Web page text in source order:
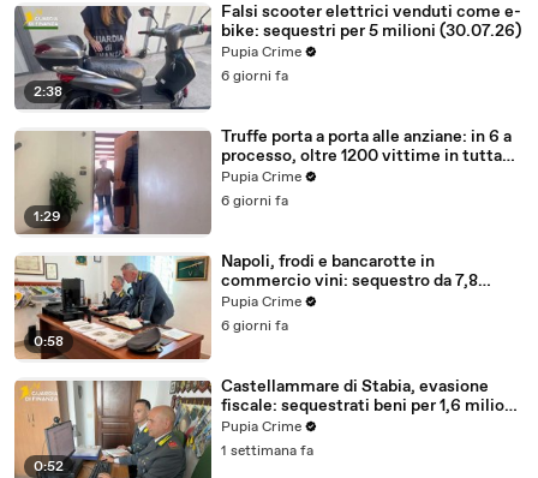
2:38
Falsi scooter elettrici venduti come e-
bike: sequestri per 5 milioni (30.07.26)
Pupia Crime
6 giorni fa
1:29
Truffe porta a porta alle anziane: in 6 a
processo, oltre 1200 vittime in tutta
Italia (30.07.26)
Pupia Crime
6 giorni fa
0:58
Napoli, frodi e bancarotte in
commercio vini: sequestro da 7,8
milioni (30.07.26)
Pupia Crime
6 giorni fa
0:52
Castellammare di Stabia, evasione
fiscale: sequestrati beni per 1,6 milioni
ad un consorzio navale (29.07.26)
Pupia Crime
1 settimana fa